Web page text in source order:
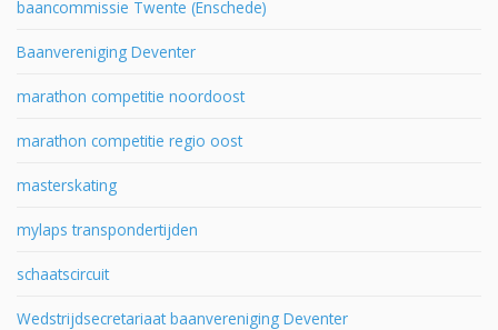
baancommissie Twente (Enschede)
Baanvereniging Deventer
marathon competitie noordoost
marathon competitie regio oost
masterskating
mylaps transpondertijden
schaatscircuit
Wedstrijdsecretariaat baanvereniging Deventer